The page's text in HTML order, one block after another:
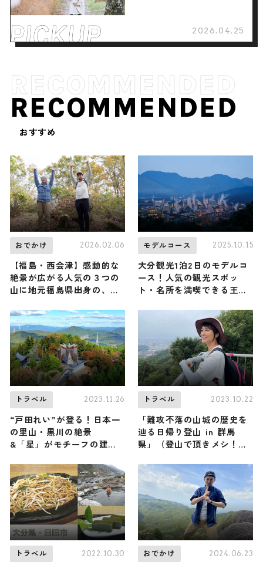
2026.04.25
RECOMMENDED
おすすめ
おでかけ 2026.02.06
【福島・西会津】感動的な
絶景が広がる人気の３つの
山に地元福島県出身の、な
モデルコース 2025.10.15
大分観光1泊2日のモデルコ
ース！人気の観光スポッ
ト・名所を満喫できる王道
トラベル 2023.11.26
“戸田れい”が登る！日本一
の里山・黒川の絶景
&「星」がモチーフの建築
（登山で頂きメシ！コラボ
企画）
トラベル 2023.10.22
「難攻不落の山城の歴史を
辿る日帰り登山 in 群馬
県」（登山で頂きメシ！コ
トラベル 2022.10.30 おでかけ 2024.06.23